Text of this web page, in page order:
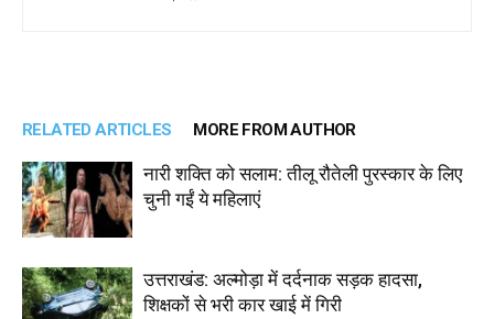
RELATED ARTICLES MORE FROM AUTHOR
नारी शक्ति को सलाम: तीलू रौतेली पुरस्कार के लिए
चुनी गईं ये महिलाएं
उत्तराखंड: अल्मोड़ा में दर्दनाक सड़क हादसा,
शिक्षकों से भरी कार खाई में गिरी